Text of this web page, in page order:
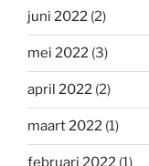
juni 2022 (2)
mei 2022 (3)
april 2022 (2)
maart 2022 (1)
februari 2022 (1)